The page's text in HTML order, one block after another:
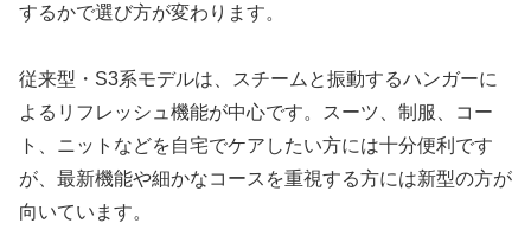
するかで選び方が変わります。
従来型・S3系モデルは、スチームと振動するハンガーに
よるリフレッシュ機能が中心です。スーツ、制服、コー
ト、ニットなどを自宅でケアしたい方には十分便利です
が、最新機能や細かなコースを重視する方には新型の方が
向いています。